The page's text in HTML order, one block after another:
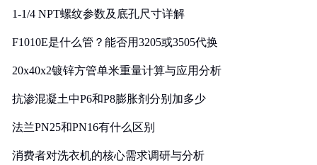
1-1/4 NPT螺纹参数及底孔尺寸详解
F1010E是什么管？能否用3205或3505代换
20x40x2镀锌方管单米重量计算与应用分析
抗渗混凝土中P6和P8膨胀剂分别加多少
法兰PN25和PN16有什么区别
消费者对洗衣机的核心需求调研与分析